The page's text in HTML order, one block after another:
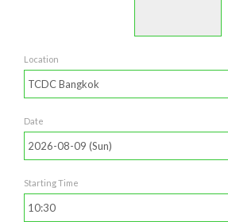
Location
Date
Starting Time